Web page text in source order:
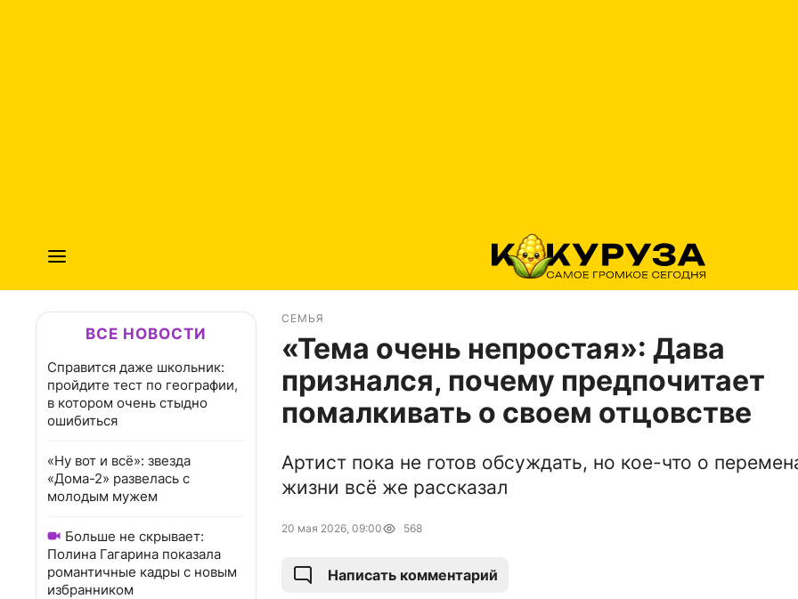
ВСЕ НОВОСТИ
Справится даже школьник:
пройдите тест по географии,
в котором очень стыдно
ошибиться
«Ну вот и всё»: звезда
«Дома-2» развелась с
молодым мужем
Больше не скрывает:
Полина Гагарина показала
романтичные кадры с новым
избранником
СЕМЬЯ
«Тема очень непростая»: Дава
признался, почему предпочитает
помалкивать о своем отцовстве
Артист пока не готов обсуждать, но кое-что о
жизни всё же рассказал
20 мая 2026, 09:00 568
Написать комментарий